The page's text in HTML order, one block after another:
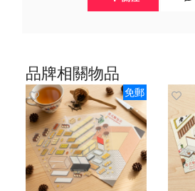
品牌相關物品
免郵